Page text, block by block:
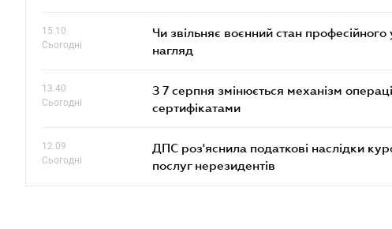
15.10
Сьогодні
Чи звільняє воєнний стан
нагляд
13.40
Сьогодні
З 7 серпня змінюється механізм
сертифікатами
12.09
Сьогодні
ДПС роз'яснила податкові наслідки
послуг нерезидентів